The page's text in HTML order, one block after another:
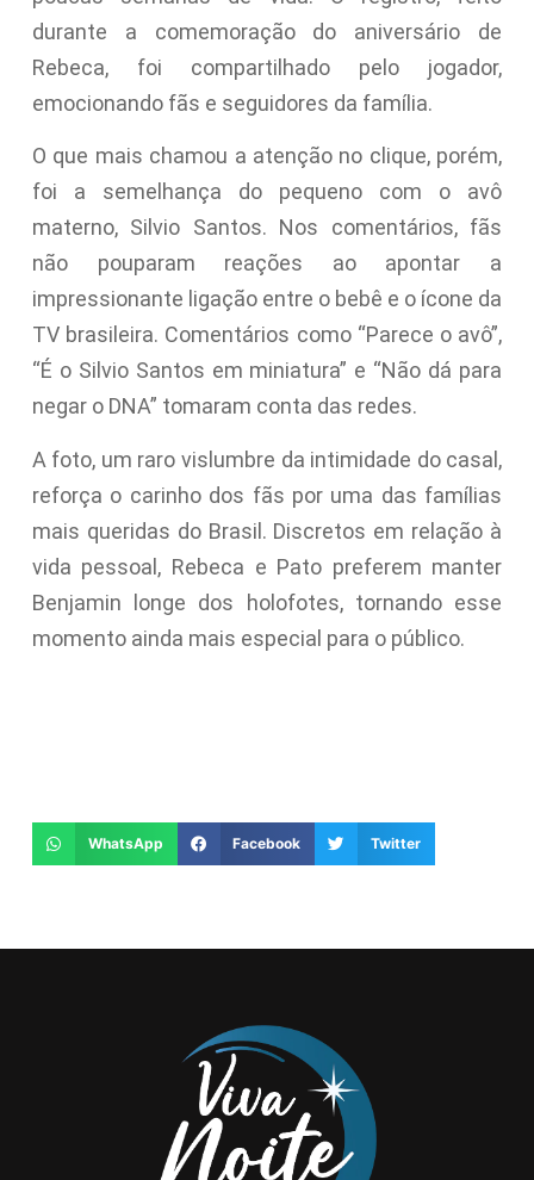
durante a comemoração do aniversário de
Rebeca, foi compartilhado pelo jogador,
emocionando fãs e seguidores da família.
O que mais chamou a atenção no clique, porém,
foi a semelhança do pequeno com o avô
materno, Silvio Santos. Nos comentários, fãs
não pouparam reações ao apontar a
impressionante ligação entre o bebê e o ícone da
TV brasileira. Comentários como “Parece o avô”,
“É o Silvio Santos em miniatura” e “Não dá para
negar o DNA” tomaram conta das redes.
A foto, um raro vislumbre da intimidade do casal,
reforça o carinho dos fãs por uma das famílias
mais queridas do Brasil. Discretos em relação à
vida pessoal, Rebeca e Pato preferem manter
Benjamin longe dos holofotes, tornando esse
momento ainda mais especial para o público.
WhatsApp Facebook Twitter